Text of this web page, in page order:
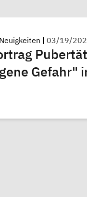
Neuigkeiten |03/19/
Gefahr"